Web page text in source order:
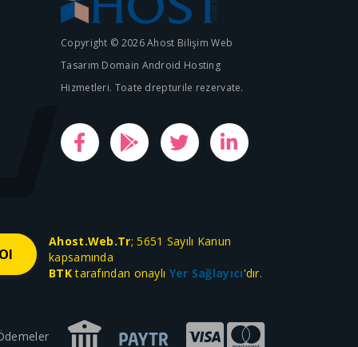
Copyright © 2026 Ahost Bilişim Web
Tasarım Domain Android Hosting
Hizmetleri. Toate drepturile rezervate.
Ahost.Web.Tr; 5651 Sayılı Kanun
kapsamında
BTKtarafından onaylı Yer Sağlayıcı'dır.